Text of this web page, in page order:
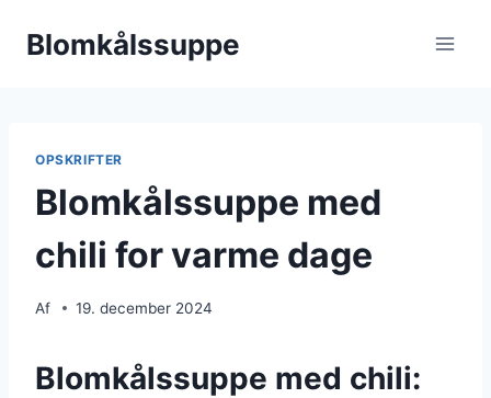
Blomkålssuppe
OPSKRIFTER
Blomkålssuppe med
chili for varme dage
Af 19. december 2024
Blomkålssuppe med chili: